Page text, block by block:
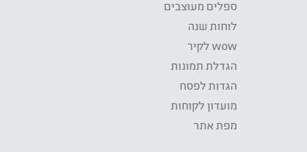
ספלים מעוצבים
לוחות שנה
wow לקיר
הגדלת תמונות
הגדות לפסח
מועדון לקוחות
מפת אתר